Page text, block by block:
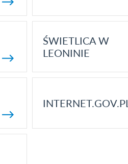
ŚWIETLICA W
LEONINIE
INTERNET.GOV.PL